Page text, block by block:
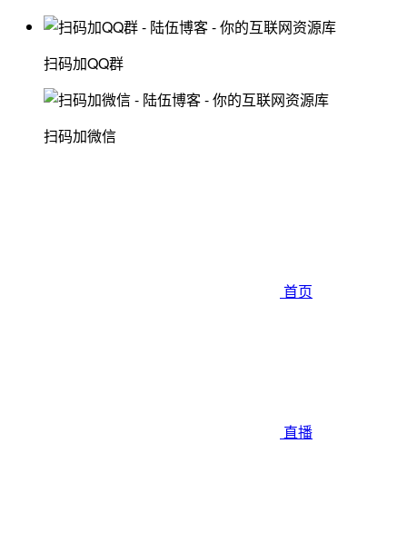
扫码加QQ群
扫码加微信
首页
直播